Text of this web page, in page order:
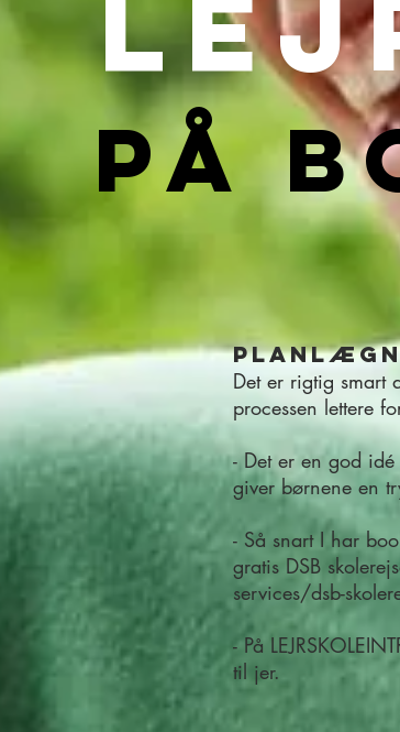
på
Det er rigtig
processen lettere
- Det er en god
giver børnene en
​- Så snart I har
gratis DSB
services/dsb-
- På
til jer.